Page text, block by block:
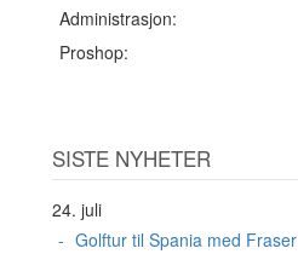
Administrasjon:
Proshop:
SISTE NYHETER
24. juli
Golftur til Spania med Fraser